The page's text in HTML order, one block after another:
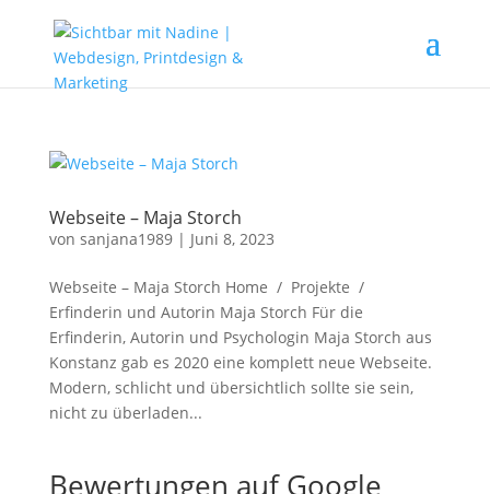
Webseite – Maja Storch
von sanjana1989| Juni 8, 2023
Webseite – Maja Storch Home / Projekte /
Erfinderin und Autorin Maja Storch Für die
Erfinderin, Autorin und Psychologin Maja Storch aus
Konstanz gab es 2020 eine komplett neue Webseite.
Modern, schlicht und übersichtlich sollte sie sein,
nicht zu überladen...
Bewertungen auf Google